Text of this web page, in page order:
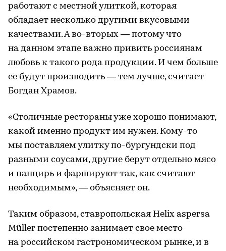
работают с местной улиткой, которая
обладает несколько другими вкусовыми
качествами. А во-вторых — потому что
на данном этапе важно привить россиянам
любовь к такого рода продукции. И чем больше
ее будут производить — тем лучше, считает
Богдан Храмов.
«Столичные рестораны уже хорошо понимают,
какой именно продукт им нужен. Кому-то
мы поставляем улитку по-бургундски под
разными соусами, другие берут отдельно мясо
и панцирь и фаршируют так, как считают
необходимым», — объясняет он.
Таким образом, ставропольская Helix aspersa
Müller постепенно занимает свое место
на российском гастрономическом рынке, и в